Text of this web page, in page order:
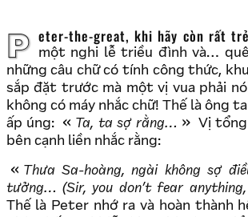
Peter-the-great, khi hãy còn rất trẻ, có lần tham gia
một nghi lễ triều đình và…
những câu chữ có tính công thức,
sắp đặt trước mà một vị vua phải
không có máy nhắc chữ! Thế là ông
ấp úng:
Ta, ta sợ rằng…
Vị
bên cạnh liền nhắc rằng:
Thưa Sa-hoàng, ngài không sợ
tưởng… (Sir, you don’t fear
Thế là Peter nhớ ra và hoàn thành